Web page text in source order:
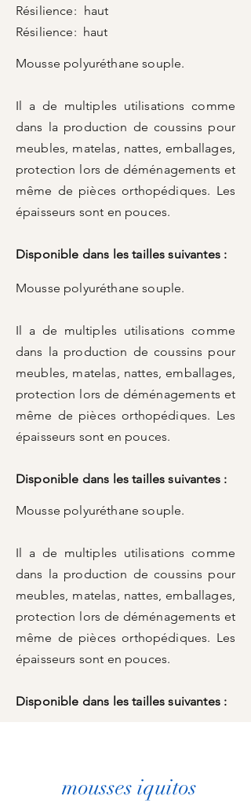
Résilience: haut
Résilience: haut
Mousse polyuréthane souple.
Il a de multiples utilisations comme
dans la production de coussins pour
meubles, matelas, nattes, emballages,
protection lors de déménagements et
même de pièces orthopédiques. Les
épaisseurs sont en pouces.
Disponible dans les tailles suivantes :
Mousse polyuréthane souple.
Il a de multiples utilisations comme
dans la production de coussins pour
meubles, matelas, nattes, emballages,
protection lors de déménagements et
même de pièces orthopédiques. Les
épaisseurs sont en pouces.
Disponible dans les tailles suivantes :
Mousse polyuréthane souple.
Il a de multiples utilisations comme
dans la production de coussins pour
meubles, matelas, nattes, emballages,
protection lors de déménagements et
même de pièces orthopédiques. Les
épaisseurs sont en pouces.
Disponible dans les tailles suivantes :
mousses iquitos